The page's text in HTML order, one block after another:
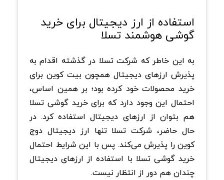
استفاده از ارز دیجیتال برای خرید
گوشی هوشمند تسلا
به این خاطر که شرکت تسلا در گذشته اقدام به
پذیرش ارزهای دیجیتال همچون بیت کوین برای
خرید محصولات خود کرده بود؛ بر همین اساس،
احتمال این وجود دارد که برای خرید گوشی تسلا
هم بتوان از ارزهای دیجیتال استفاده کرد. در
حال حاضر، شرکت تسلا تنها ارز دیجیتال دوج‌
کوین را پذیرش می‌کند. پس با این شرایط احتمال
خرید گوشی تسلا با استفاده از ارزهای دیجیتال
چندان هم دور از انتظار نیست.